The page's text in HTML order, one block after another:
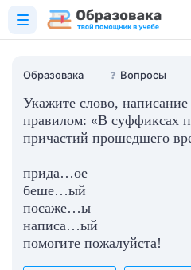
Образовака ❓ Вопросы
Укажите слово, написание
правилом: «В суффиксах
причастий прошедшего
прида…ое
беше…ый
посаже…ы
написа…ый
помогите пожалуйста!